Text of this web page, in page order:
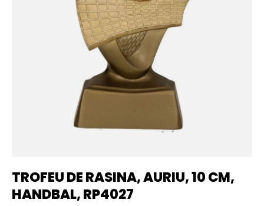
TROFEU DE RASINA, AURIU, 10 CM,
HANDBAL, RP4027